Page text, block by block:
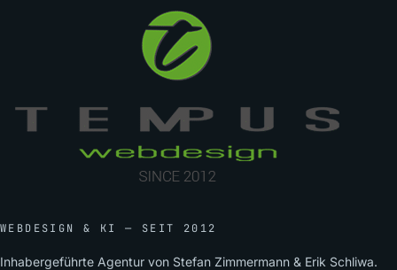
WEBDESIGN & KI — SEIT 2012
Inhabergeführte Agentur von Stefan Zimmermann & Erik Schliwa.